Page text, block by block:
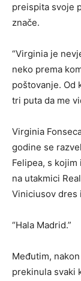
preispita svoje
znače.
“Virginia je
neko prema
poštovanje. Od
tri puta da me
Virginia
godine se
Felipea, s
na utakmici
Viniciusov dres
“Hala Madrid.”
Međutim,
prekinula svaki